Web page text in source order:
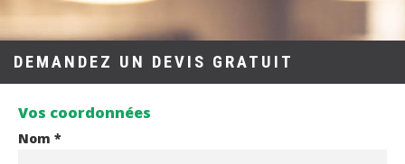
DEMANDEZ UN DEVIS GRATUIT
Vos coordonnées
Nom *